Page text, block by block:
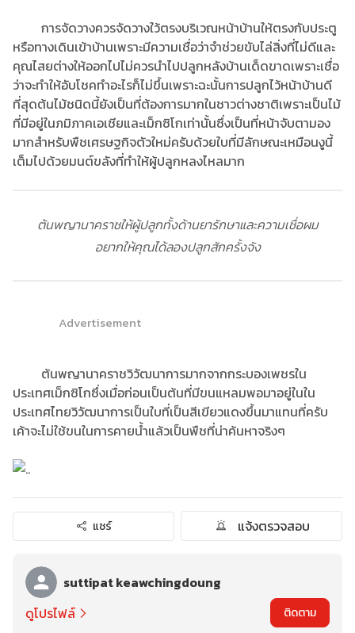
การจัดวางควรจัดวางใว้ตรงบริเวณหน้าบ้านให้ตรงกับประตู
หรือทางเดินเข้าบ้านเพราะมีความเชื่อว่าจำช่วยขับไล่สิ่งที่ไม่ดีและ
คุณไสยต่างให้ออกไปไม่ควรนำไปปลูกหลังบ้านเด็ดขาดเพราะเชื่อ
ว่าจะทำให้อับโชคทำอะไรก็ไม่ขึ้นเพราะฉะนั้นการปลูกไว้หน้าบ้านดี
ที่สุดต้นไม้ชนิดนี้ยังเป็นที่ต้องการมากในชาวต่างชาติเพราะเป็นไม้
ที่มีอยู่ในภมิภาคเอเชียและเม็กซิโกเท่านั้นซึ่งเป็นที่หน้าจับตามอง
มากสำหรับพืชเศรษฐกิจตัวใหม่ครับด้วยใบที่มีลักษณะเหมือนงูนี้
เต็มไปด้วยมนต์ขลังที่ทำให้ผู้ปลูกหลงไหลมาก
ต้นพญานาคราชให้ผู้ปลูกทั้งด้านยารักษาและความเชื่อผม
อยากให้คุณได้ลองปลูกสักครั้งจัง
Advertisement
ต้นพญานาคราชวิวัฒนาการมากจากกระบองเพชรใน
ประเทศเม็กซิโกซึ่งเมื่อก่อนเป็นต้นที่มีขนแหลมพอมาอยู่ในใน
ประเทศไทยวิวัฒนาการเป็นใบที่เป็นสีเขียวแดงขึ้นมาแทนที่ครับ
เค้าจะไม่ใช้ขนในการคายน้ำแล้วเป็นพืชที่น่าค้นหาจริงๆ
แชร์ แจ้งตรวจสอบ
suttipat keawchingdoung
ดูโปรไฟล์
ติดตาม